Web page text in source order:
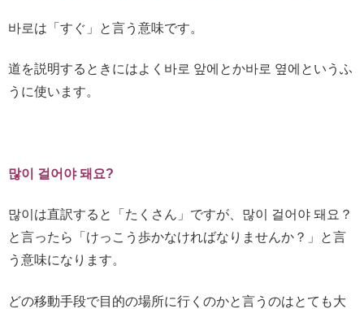
바로は「すぐ」と言う意味です。
道を説明するときにはよく바로 앞에とか바로 옆에というふ
うに使います。
많이 걸어야 돼요?
많이は直訳すると「たくさん」ですが、많이 걸어야 돼요？
と言ったら「けっこう歩かなければなりませんか？」と言
う意味になります。
どの移動手段で目的の場所に行くのかと言うのはとても大